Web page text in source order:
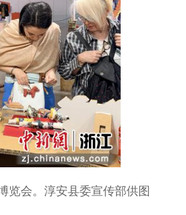
览会。淳安县委宣传部供图